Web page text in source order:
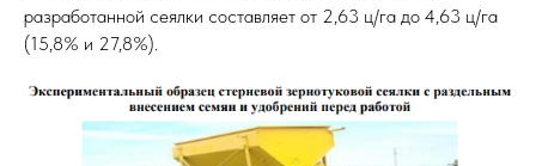
разработанной сеялки составляет от 2,63 ц/га до 4,63 ц/га
(15,8% и 27,8%).